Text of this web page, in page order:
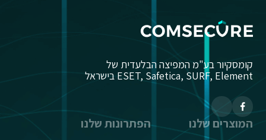
קומסקיור בע"מ המפיצה הבלעדית של
ESET, Safetica, SURF, Element בישראל
המוצרים שלנו הפתרונות שלנו